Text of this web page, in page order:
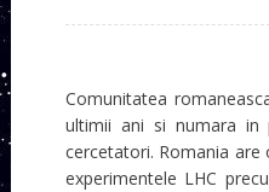
Comunitatea
ultimii ani si numara
cercetatori. Romania are
experimentele LHC